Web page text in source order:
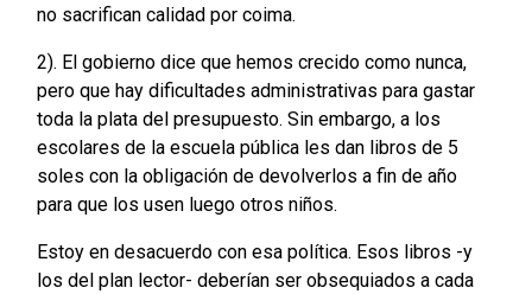
no sacrifican calidad por coima.
2). El gobierno dice que hemos crecido como nunca,
pero que hay dificultades administrativas para gastar
toda la plata del presupuesto. Sin embargo, a los
escolares de la escuela pública les dan libros de 5
soles con la obligación de devolverlos a fin de año
para que los usen luego otros niños.
Estoy en desacuerdo con esa política. Esos libros -y
los del plan lector- deberían ser obsequiados a cada